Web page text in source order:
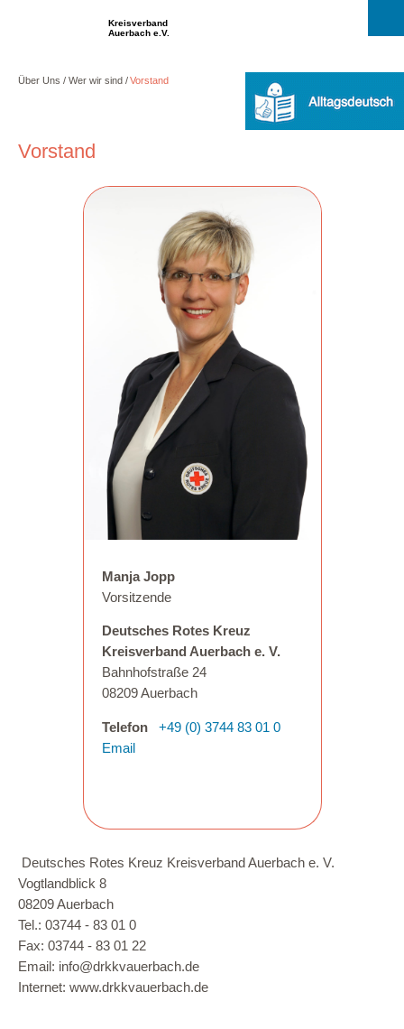
Kreisverband
Auerbach e.V.
Über Uns Wer wir sind Vorstand
Vorstand
Manja Jopp
Vorsitzende
Deutsches Rotes Kreuz
Kreisverband Auerbach e. V.
Bahnhofstraße 24
08209 Auerbach
Telefon
+49 (0) 3744 83 01 0
Email
Deutsches Rotes Kreuz Kreisverband Auerbach e. V.
Vogtlandblick 8
08209 Auerbach
Tel.: 03744 - 83 01 0
Fax: 03744 - 83 01 22
Email: info@drkkvauerbach.de
Internet: www.drkkvauerbach.de